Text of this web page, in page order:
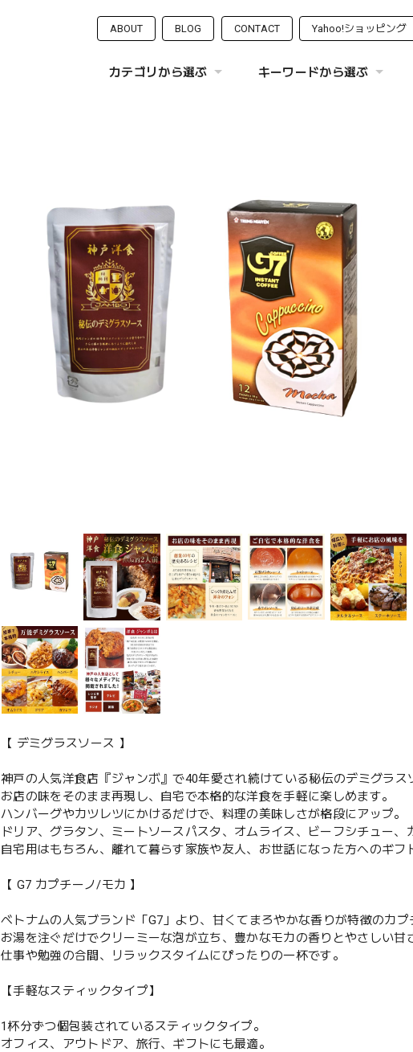
ABOUT BLOG CONTACT Yahoo!ショッピング
カテゴリから選ぶ キーワードから選ぶ
【 デミグラスソース 】
神戸の人気洋食店『ジャンボ』で40年愛され続けている秘伝のデミグラス
お店の味をそのまま再現し、自宅で本格的な洋食を手軽に楽しめます。
ハンバーグやカツレツにかけるだけで、料理の美味しさが格段にアップ。
ドリア、グラタン、ミートソースパスタ、オムライス、ビーフシチュー
自宅用はもちろん、離れて暮らす家族や友人、お世話になった方へのギフ
【 G7 カプチーノ/モカ 】
ベトナムの人気ブランド「G7」より、甘くてまろやかな香りが特徴のカ
お湯を注ぐだけでクリーミーな泡が立ち、豊かなモカの香りとやさしい甘
仕事や勉強の合間、リラックスタイムにぴったりの一杯です。
【手軽なスティックタイプ】
1杯分ずつ個包装されているスティックタイプ。
オフィス、アウトドア、旅行、ギフトにも最適。